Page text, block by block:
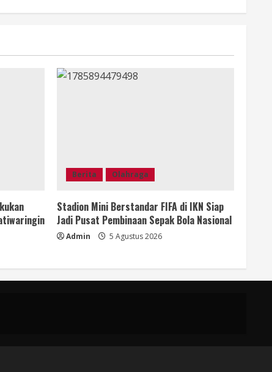
Berita Olahraga
Stadion Mini Berstandar FIFA di IKN Siap
Jadi Pusat Pembinaan Sepak Bola Nasional
Admin 5 Agustus 2026